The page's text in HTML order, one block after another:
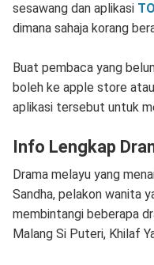
sesawang dan aplikasi
dimana sahaja korang
Buat pembaca yang
boleh ke apple store
aplikasi tersebut untuk
Info Lengkap
Drama melayu yang
Sandha, pelakon wanita
membintangi beberapa
Malang Si Puteri, Khilaf